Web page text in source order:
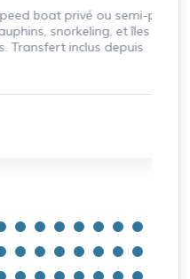
ou semi-privé
et îles
inclus depuis